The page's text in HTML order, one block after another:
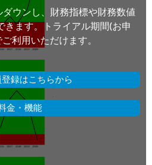
ウンし、財務指標や財務数値
きます。トライアル期間(お申
利用いただけます。
録はこちらから
金・機能